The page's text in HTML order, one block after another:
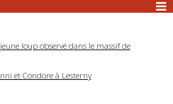
loup observé dans le massif de
et Condore à Lesterny